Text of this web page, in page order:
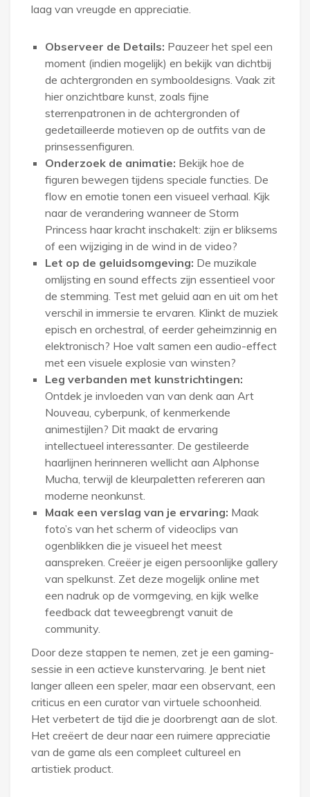
laag van vreugde en appreciatie.
Observeer de Details: Pauzeer het spel een
moment (indien mogelijk) en bekijk van dichtbij
de achtergronden en symbooldesigns. Vaak zit
hier onzichtbare kunst, zoals fijne
sterrenpatronen in de achtergronden of
gedetailleerde motieven op de outfits van de
prinsessenfiguren.
Onderzoek de animatie: Bekijk hoe de
figuren bewegen tijdens speciale functies. De
flow en emotie tonen een visueel verhaal. Kijk
naar de verandering wanneer de Storm
Princess haar kracht inschakelt: zijn er bliksems
of een wijziging in de wind in de video?
Let op de geluidsomgeving: De muzikale
omlijsting en sound effects zijn essentieel voor
de stemming. Test met geluid aan en uit om het
verschil in immersie te ervaren. Klinkt de muziek
episch en orchestral, of eerder geheimzinnig en
elektronisch? Hoe valt samen een audio-effect
met een visuele explosie van winsten?
Leg verbanden met kunstrichtingen:
Ontdek je invloeden van van denk aan Art
Nouveau, cyberpunk, of kenmerkende
animestijlen? Dit maakt de ervaring
intellectueel interessanter. De gestileerde
haarlijnen herinneren wellicht aan Alphonse
Mucha, terwijl de kleurpaletten refereren aan
moderne neonkunst.
Maak een verslag van je ervaring: Maak
foto’s van het scherm of videoclips van
ogenblikken die je visueel het meest
aanspreken. Creëer je eigen persoonlijke gallery
van spelkunst. Zet deze mogelijk online met
een nadruk op de vormgeving, en kijk welke
feedback dat teweegbrengt vanuit de
community.
Door deze stappen te nemen, zet je een gaming-
sessie in een actieve kunstervaring. Je bent niet
langer alleen een speler, maar een observant, een
criticus en een curator van virtuele schoonheid.
Het verbetert de tijd die je doorbrengt aan de slot.
Het creëert de deur naar een ruimere appreciatie
van de game als een compleet cultureel en
artistiek product.